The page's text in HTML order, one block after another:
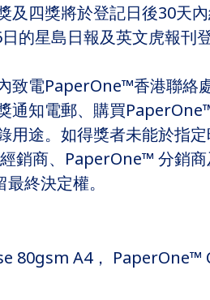
四獎將於登記日後30天內
的星島日報及英文虎報
致電PaperOne™香港聯絡
通知電郵、購買
途。如得獎者未能於指
商、PaperOne™ 分銷商
終決定權。
80gsm A4，